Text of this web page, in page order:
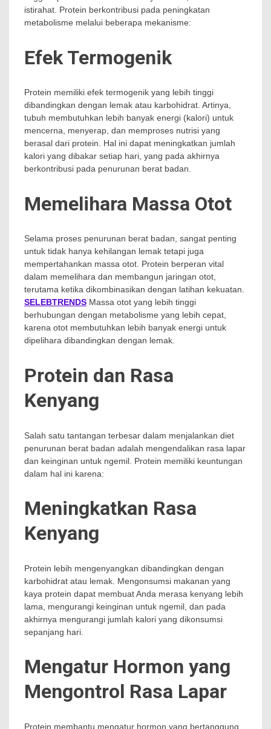
istirahat. Protein berkontribusi pada peningkatan
metabolisme melalui beberapa mekanisme:
Efek Termogenik
Protein memiliki efek termogenik yang lebih tinggi
dibandingkan dengan lemak atau karbohidrat. Artinya,
tubuh membutuhkan lebih banyak energi (kalori) untuk
mencerna, menyerap, dan memproses nutrisi yang
berasal dari protein. Hal ini dapat meningkatkan jumlah
kalori yang dibakar setiap hari, yang pada akhirnya
berkontribusi pada penurunan berat badan.
Memelihara Massa Otot
Selama proses penurunan berat badan, sangat penting
untuk tidak hanya kehilangan lemak tetapi juga
mempertahankan massa otot. Protein berperan vital
dalam memelihara dan membangun jaringan otot,
terutama ketika dikombinasikan dengan latihan kekuatan.
SELEBTRENDS Massa otot yang lebih tinggi
berhubungan dengan metabolisme yang lebih cepat,
karena otot membutuhkan lebih banyak energi untuk
dipelihara dibandingkan dengan lemak.
Protein dan Rasa
Kenyang
Salah satu tantangan terbesar dalam menjalankan diet
penurunan berat badan adalah mengendalikan rasa lapar
dan keinginan untuk ngemil. Protein memiliki keuntungan
dalam hal ini karena:
Meningkatkan Rasa
Kenyang
Protein lebih mengenyangkan dibandingkan dengan
karbohidrat atau lemak. Mengonsumsi makanan yang
kaya protein dapat membuat Anda merasa kenyang lebih
lama, mengurangi keinginan untuk ngemil, dan pada
akhirnya mengurangi jumlah kalori yang dikonsumsi
sepanjang hari.
Mengatur Hormon yang
Mengontrol Rasa Lapar
Protein membantu mengatur hormon yang bertanggung